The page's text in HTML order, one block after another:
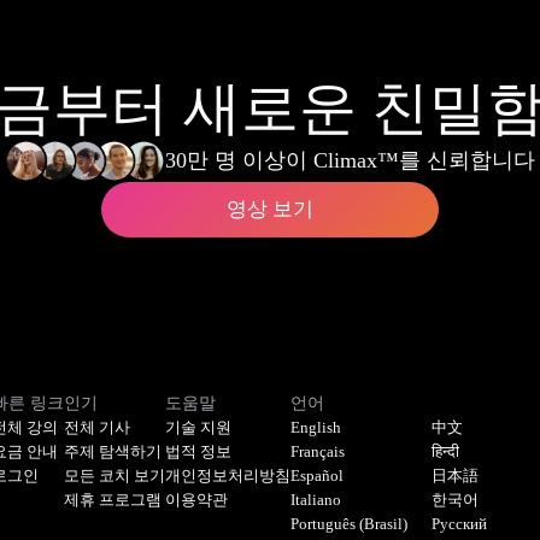
부터 새로운 친밀
30만 명 이상이 Climax™를 신뢰합니다
영상 보기
른 링크
체 강의
금 안내
그인
인기
전체 기사
주제 탐색하기
모든 코치 보기
제휴 프로그램
도움말
기술 지원
법적 정보
개인정보처리방침
이용약관
언어
English
Français
Español
Italiano
Português (Brasil)
中文
हिन्दी
日本語
한국어
Русский